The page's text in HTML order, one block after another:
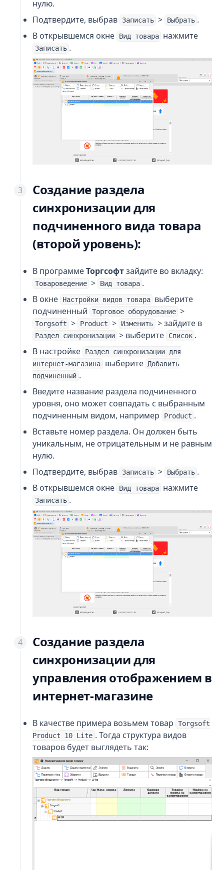
нулю.
Подтвердите, выбрав
Записать > Выбрать .
В открывшемся окне
Вид товара нажмите
Записать .
Создание раздела
синхронизации для
подчиненного вида товара
(второй уровень):
В программеТоргсофтзайдите во вкладку:
Товароведение > Вид товара .
В окне
Настройки видов товара выберите
подчиненный
Торговое оборудование >
Torgsoft > Product > Изменить > зайдите в
Раздел синхронизации > выберите Список .
В настройке
Раздел синхронизации для
интернет-магазина
выберите Добавить
подчиненный .
Введите название раздела подчиненного
уровня, оно может совпадать с выбранным
подчиненным видом, например
Product .
Вставьте номер раздела. Он должен быть
уникальным, не отрицательным и не равным
нулю.
Подтвердите, выбрав
Записать > Выбрать .
В открывшемся окне
Вид товара нажмите
Записать .
Создание раздела
синхронизации для
управления отображением в
интернет-магазине
В качестве примера возьмем товар
Torgsoft
Product 10 Lite . Тогда структура видов
товаров будет выглядеть так: